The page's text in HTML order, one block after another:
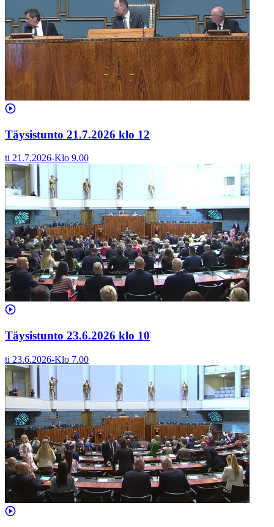
Täysistunto 21.7.2026 klo 12
ti 21.7.2026-Klo 9.00
Täysistunto 23.6.2026 klo 10
ti 23.6.2026-Klo 7.00